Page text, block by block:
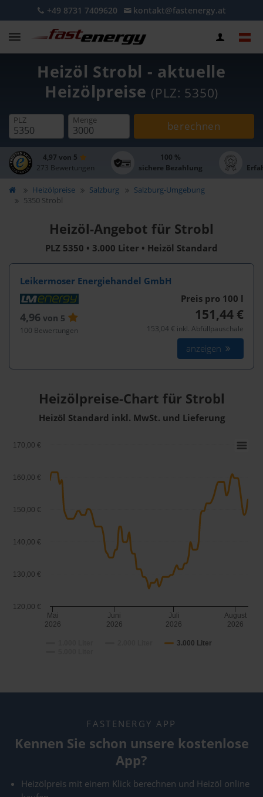
+49 8731 7409620 kontakt@fastenergy.at
Heizöl Strobl - aktuelle
Heizölpreise (PLZ: 5350)
PLZ Menge berechnen
4,97 von 5
273 Bewertungen
100 %
sichere Bezahlung
Heizölpreise Salzburg
Salzburg-Umgebung
5350 Strobl
Heizöl-Angebot für Strobl
PLZ 5350 • 3.000 Liter • Heizöl Standard
Leikermoser Energiehandel GmbH
4,96von 5
100 Bewertungen
Preis pro 100 l
151,44 €
153,04 € inkl. Abfüllpauschale
anzeigen
Heizölpreise-Chart für Strobl
Heizöl Standard inkl. MwSt. und Lieferung
3.000 Liter
Mai
2026
Juni
2026
Juli
2026
August
2026
120,00 €
130,00 €
140,00 €
150,00 €
160,00 €
170,00 €
FASTENERGY APP
Kennen Sie schon unsere kostenlose
App?
Heizölpreis mit einem Klick berechnen und Heizöl online